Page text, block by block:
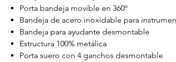
Porta bandeja movible en 360º
Bandeja de acero inoxidable para
Bandeja para ayudante desmontable
Estructura 100% metálica
Porta suero con 4 ganchos desmontable